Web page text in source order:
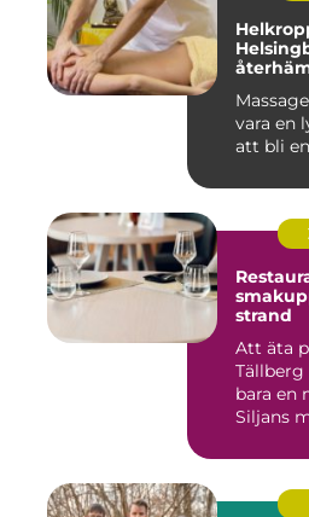
vara en
att bli
strand
Att äta
bara en
Siljans